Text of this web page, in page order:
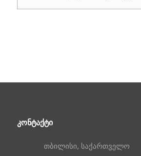
ᲙᲝᲜᲢᲐᲥᲢᲘ
თბილისი, საქართველო